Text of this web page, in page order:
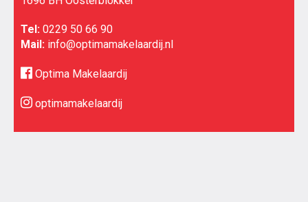
Tel: 0229 50 66 90
Mail: info@optimamakelaardij.nl
Optima Makelaardij
optimamakelaardij